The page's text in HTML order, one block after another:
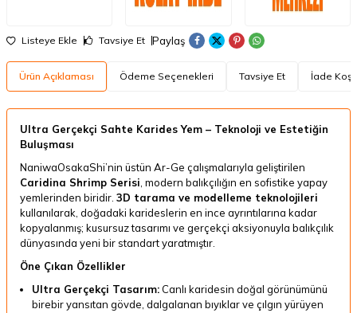
Listeye Ekle Tavsiye Et Paylaş
Ürün Açıklaması Ödeme Seçenekleri Tavsiye Et İade
Ultra Gerçekçi Sahte Karides Yem – Teknoloji ve Estetiğin
Buluşması
NaniwaOsakaShi’nin üstün Ar-Ge çalışmalarıyla geliştirilen
Caridina Shrimp Serisi , modern balıkçılığın en sofistike yapay
yemlerinden biridir. 3D tarama ve modelleme teknolojileri
kullanılarak, doğadaki karideslerin en ince ayrıntılarına kadar
kopyalanmış; kusursuz tasarımı ve gerçekçi aksiyonuyla balıkçılık
dünyasında yeni bir standart yaratmıştır.
Öne Çıkan Özellikler
Ultra Gerçekçi Tasarım: Canlı karidesin doğal görünümünü
birebir yansıtan gövde, dalgalanan bıyıklar ve çılgın yürüyen